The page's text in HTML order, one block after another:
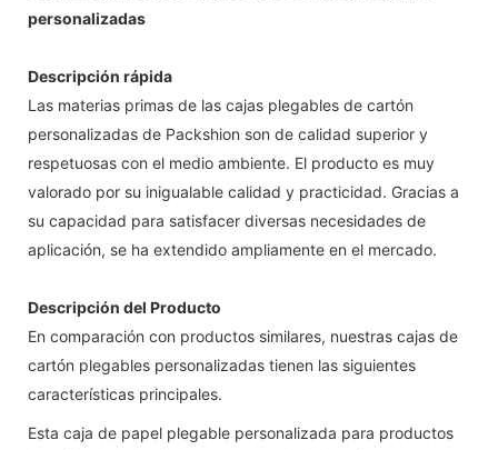
personalizadas
Descripción rápida
Las materias primas de las cajas plegables de cartón
personalizadas de Packshion son de calidad superior y
respetuosas con el medio ambiente. El producto es muy
valorado por su inigualable calidad y practicidad. Gracias a
su capacidad para satisfacer diversas necesidades de
aplicación, se ha extendido ampliamente en el mercado.
Descripción del Producto
En comparación con productos similares, nuestras cajas de
cartón plegables personalizadas tienen las siguientes
características principales.
Esta caja de papel plegable personalizada para productos